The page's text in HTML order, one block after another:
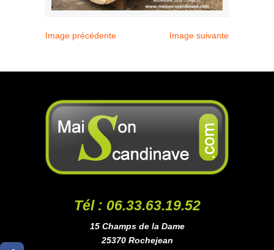
Image précédente Image suivante
Tél : 06.33.63.19.52
15 Champs de la Dame
25370 Rochejean